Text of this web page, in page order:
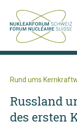
Rund ums
Russland
des ersten